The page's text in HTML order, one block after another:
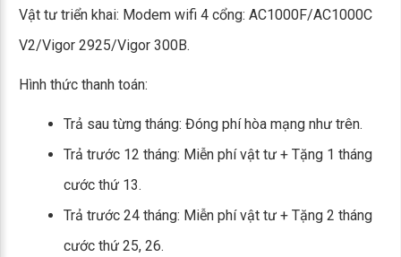
Vật tư triển khai: Modem wifi 4 cổng: AC1000F/AC1000C
V2/Vigor 2925/Vigor 300B.
Hình thức thanh toán:
Trả sau từng tháng: Đóng phí hòa mạng như trên.
Trả trước 12 tháng: Miễn phí vật tư + Tặng 1 tháng
cước thứ 13.
Trả trước 24 tháng: Miễn phí vật tư + Tặng 2 tháng
cước thứ 25, 26.